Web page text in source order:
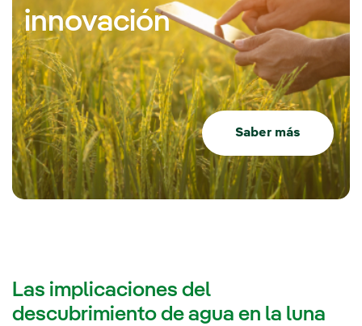
innovación
Saber más
Las implicaciones del
descubrimiento de agua en la luna